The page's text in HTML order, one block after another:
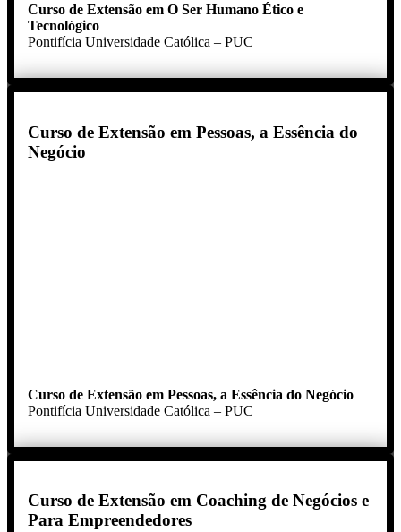
Curso de Extensão em O Ser Humano Ético e
Tecnológico
Pontifícia Universidade Católica – PUC
Curso de Extensão em Pessoas, a Essência do
Negócio
Curso de Extensão em Pessoas, a Essência do Negócio
Pontifícia Universidade Católica – PUC
Curso de Extensão em Coaching de Negócios e
Para Empreendedores